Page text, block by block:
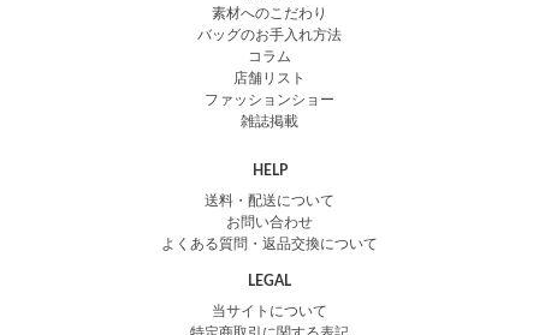
素材へのこだわり
バッグのお手入れ方法
コラム
店舗リスト
ファッションショー
雑誌掲載
HELP
送料・配送について
お問い合わせ
よくある質問・返品交換について
LEGAL
当サイトについて